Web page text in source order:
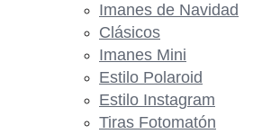
Imanes de Navidad
Clásicos
Imanes Mini
Estilo Polaroid
Estilo Instagram
Tiras Fotomatón